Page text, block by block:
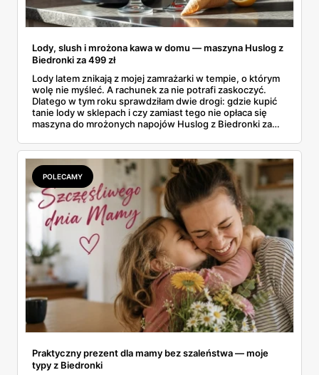
Lody, slush i mrożona kawa w domu — maszyna Huslog z
Biedronki za 499 zł
Lody latem znikają z mojej zamrażarki w tempie, o którym
wolę nie myśleć. A rachunek za nie potrafi zaskoczyć.
Dlatego w tym roku sprawdziłam dwie drogi: gdzie kupić
tanie lody w sklepach i czy zamiast tego nie opłaca się
maszyna do mrożonych napojów Huslog z Biedronki za
kawę w domu, bez wychodzenia po nie do sklepu.
Postanowiłam policzyć, kiedy naprawdę się to zwraca.
POLECAMY
Praktyczny prezent dla mamy bez szaleństwa — moje
typy z Biedronki